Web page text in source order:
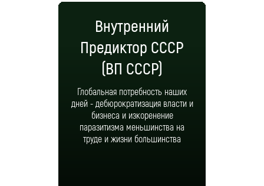
Внутренний
Предиктор СССР
(ВП СССР)
Глобальная потребность наших
дней - дебюрократизация власти и
бизнеса и изкоренение
паразитизма меньшинства на
труде и жизни большинства